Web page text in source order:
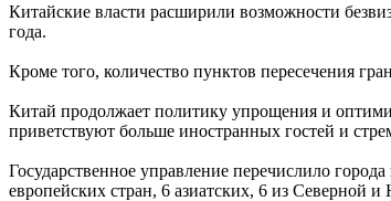
Китайские власти расширили возможности
года.
Кроме того, количество пунктов пересечения
Китай продолжает политику упрощения и
приветствуют больше иностранных гостей и
Государственное управление перечислило
европейских стран, 6 азиатских, 6 из